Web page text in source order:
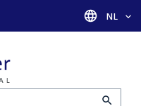
Taal
NL